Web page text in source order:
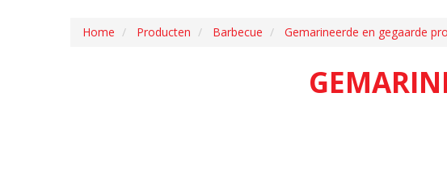
Home Producten Barbecue Gemarineerde en gegaarde